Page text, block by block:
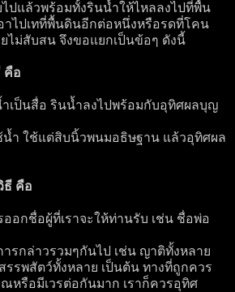
ปแล้วพร้อมทั้งรินน้ำให้ไหลลงไปที่พื้น
าไปเทที่พื้นดินอีกต่อหนึ่งหรือรดที่โคน
ไม่สับสน จึงขอแยกเป็นข้อๆ ดังนี้
คือ
เป็นสื่อ รินน้ำลงไปพร้อมกับอุทิศผลบุญ
น้ำ ใช้แต่สิบนิ้วพนมอธิษฐาน แล้วอุทิศผล
ธี คือ
ออกชื่อผู้ที่เราจะให้ท่านรับ เช่น ชื่อพ่อ
ารกล่าวรวมๆกันไป เช่น ญาติทั้งหลาย
รรพสัตว์ทั้งหลาย เป็นต้น ทางที่ถูกควร
หรือมีเวรต่อกันมาก เราก็ควรอุทิศ